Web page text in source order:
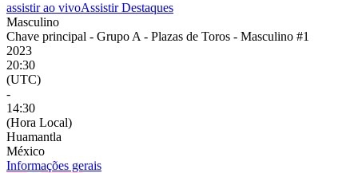
assistir ao vivoAssistir Destaques
Masculino
Chave principal - Grupo A - Plazas de Toros - Masculino #1
2023
20:30
(UTC)
-
14:30
(Hora Local)
Huamantla
México
Informações gerais